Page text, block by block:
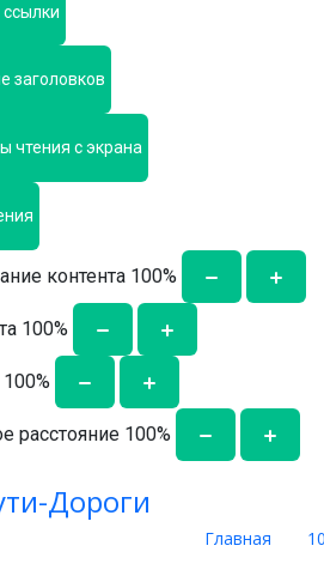
заголовков
чтения с экрана
контента 100%
100%
100%
расстояние 100%
Главная